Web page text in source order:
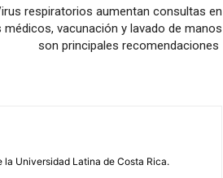
respiratorios aumentan consultas en
médicos, vacunación y lavado de manos
son principales recomendaciones
la Universidad Latina de Costa Rica.